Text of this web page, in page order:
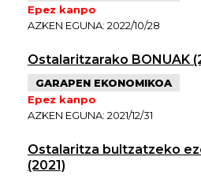
Epez kanpo
AZKEN EGUNA: 2022/10/28
Ostalaritzarako BONUAK
GARAPEN EKONOMIKOA
Epez kanpo
AZKEN EGUNA: 2021/12/31
Ostalaritza bultzatzeko
(2021)